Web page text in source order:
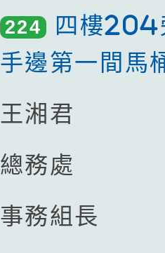
224
四樓204
手邊第一間馬
王湘君
總務處
事務組長